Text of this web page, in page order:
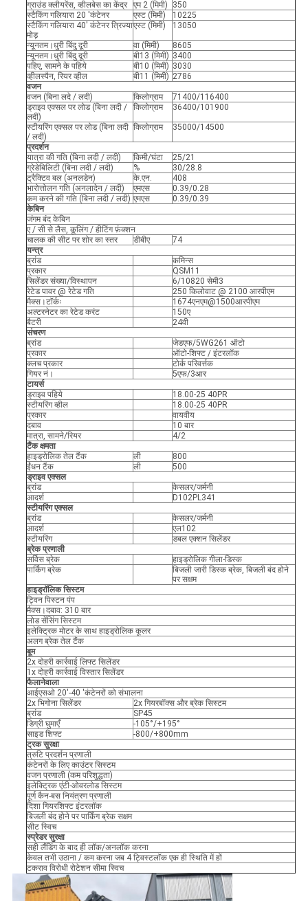
ग्राउंड क्लीयरेंस, व्हीलबेस का केंद्र एम 2 (मिमी)
350
स्टैकिंग गलियारा 20 'कंटेनर
एस्ट (मिमी)
10225
स्टैकिंग गलियारा 40' कंटेनर त्रिज्या
मोड़
एस्ट (मिमी) 13050
न्यूनतम।धुरी बिंदु दूरी वा (मिमी)
8605
न्यूनतम।धुरी बिंदु दूरी
बी13 (मिमी) 3400
पहिए, सामने के पहिये
बी10 (मिमी) 3030
व्हीलस्पैन, रियर व्हील
बी11 (मिमी) 2786
वजन
वजन (बिना लदे / लदी)
किलोग्राम
71400/116400
ड्राइव एक्सल पर लोड (बिना लदी /
लदी)
किलोग्राम 36400/101900
स्टीयरिंग एक्सल पर लोड (बिना लदी
/ लदी)
किलोग्राम 35000/14500
प्रदर्शन
यात्रा की गति (बिना लदी / लदी)
किमी/घंटा
25/21
ग्रेडेबिलिटी (बिना लदी / लदी)
%
30/28.8
ट्रैक्टिव बल (अनलडेन)
के.एन.
408
भारोत्तोलन गति (अनलादेन / लदी)
एमएस
0.39/0.28
कम करने की गति (बिना लदी / लदी) एमएस
0.39/0.39
केबिन
जंगम बंद केबिन
ए / सी से लैस, कूलिंग / हीटिंग फ़ंक्शन
चालक की सीट पर शोर का स्तर
डीबीए
74
यन्त्र
ब्रांड
कमिन्स
प्रकार
QSM11
सिलेंडर संख्या/विस्थापन
6/10820 सेमी3
रेटेड पावर @ रेटेड गति
250 किलोवाट @ 2100 आरपीएम
मैक्स।टॉर्कः
1674एनएम@1500आरपीएम
अल्टरनेटर का रेटेड करंट
150ए
बैटरी
24वी
संचरण
ब्रांड
जेडएफ/5WG261 ऑटो
प्रकार
ऑटो-शिफ्ट / इंटरलॉक
क्लच प्रकार
टोर्क परिवर्त्तक
गियर नं।
5एफ/3आर
टायर्स
ड्राइव पहिये
18.00-25 40PR
स्टीयरिंग व्हील
18.00-25 40PR
प्रकार
वायवीय
दबाव
10 बार
मात्रा, सामने/रियर
4/2
टैंक क्षमता
हाइड्रोलिक तेल टैंक
ली
800
ईंधन टैंक
ली
500
ड्राइव एक्सल
ब्रांड
केसलर/जर्मनी
आदर्श
D102PL341
स्टीयरिंग एक्सल
ब्रांड
केसलर/जर्मनी
आदर्श
एल102
स्टीयरिंग
डबल एक्शन सिलेंडर
ब्रेक प्रणाली
सर्विस ब्रेक
हाइड्रोलिक गीला-डिस्क
पार्किंग ब्रेक
बिजली जारी डिस्क ब्रेक, बिजली बंद होने
पर सक्षम
हाइड्रॉलिक सिस्टम
ट्विन पिस्टन पंप
मैक्स।दबाव: 310 बार
लोड सेंसिंग सिस्टम
इलेक्ट्रिक मोटर के साथ हाइड्रोलिक कूलर
अलग ब्रेक तेल टैंक
बूम
2x दोहरी कार्रवाई लिफ्ट सिलेंडर
1x दोहरी कार्रवाई विस्तार सिलेंडर
फैलानेवाला
आईएसओ 20'-40 'कंटेनरों को संभालना
2x भिगोना सिलेंडर
2x गियरबॉक्स और ब्रेक सिस्टम
ब्रांड
SP45
डिग्री घुमाएँ
-105°/+195°
साइड शिफ्ट
-800/+800mm
ट्रक सुरक्षा
त्रुटि प्रदर्शन प्रणाली
कंटेनरों के लिए काउंटर सिस्टम
वजन प्रणाली (कम परिशुद्धता)
इलेक्ट्रिक एंटी-ओवरलोड सिस्टम
पूर्ण कैन-बस नियंत्रण प्रणाली
दिशा गियरशिफ्ट इंटरलॉक
बिजली बंद होने पर पार्किंग ब्रेक सक्षम
सीट स्विच
स्प्रेडर सुरक्षा
सही लैंडिंग के बाद ही लॉक/अनलॉक करना
केवल तभी उठाना / कम करना जब 4 ट्विस्टलॉक एक ही स्थिति में हों
टकराव विरोधी रोटेशन सीमा स्विच